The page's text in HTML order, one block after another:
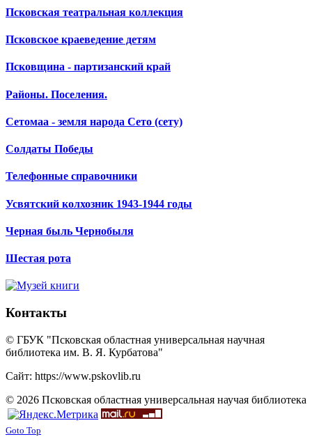
Псковская театральная коллекция
Псковское краеведение детям
Псковщина - партизанский край
Районы. Поселения.
Сетомаа - земля народа Сето (сету)
Солдаты Победы
Телефонные справочники
Усвятский колхозник 1943-1944 годы
Черная быль Чернобыля
Шестая рота
Контакты
© ГБУК "Псковская областная универсальная научная
библиотека им. В. Я. Курбатова"
Сайт: https://www.pskovlib.ru
© 2026 Псковская областная универсальная научая библиотека
Goto Top